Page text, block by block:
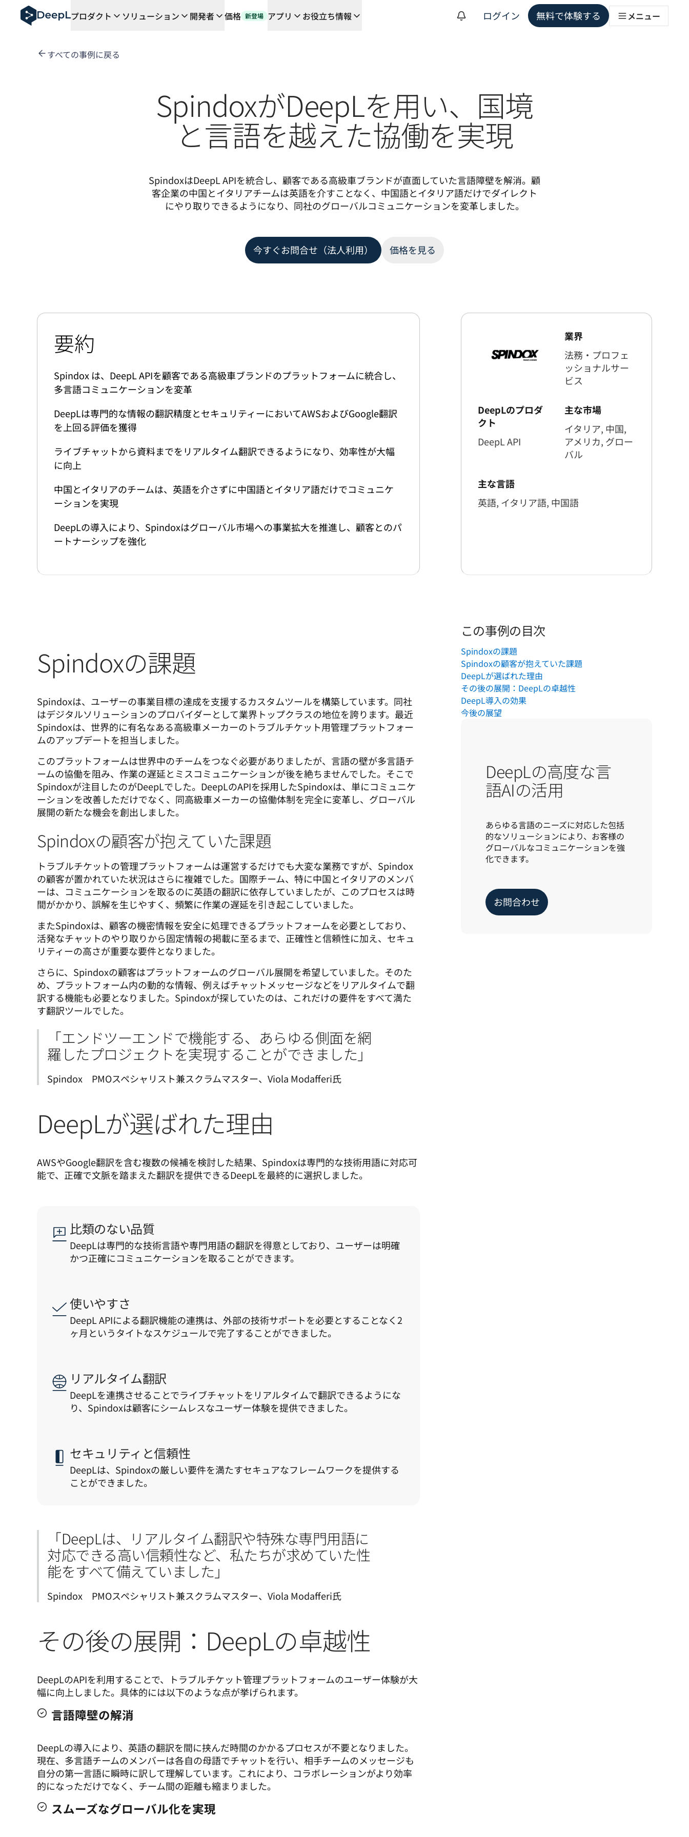
AIエージェント向けDeepL
DeepL Translation Flow：主要なユースケースや連携機能に対応する、AIを活用した新しいワークフロー
Translation Flowのご紹介：あらゆるチームの翻訳ワークフローをエンドツーエンドで自動化するローカライゼーションソリューション
高品質なテキスト翻訳からリアルタイム音声翻訳までを支えるDeepLの言語AI
Building an instantly accessible voice demo with DeepL Voice API
プロダクト ソリューション 開発者 価格 新登場 アプリ お役立ち情報 ログイン 無料で体験する メニュー
すべての事例に戻る
SpindoxがDeepLを用い、国境
と言語を越えた協働を実現
SpindoxはDeepL APIを統合し、顧客である高級車ブランドが直面していた言語障壁を解消。顧
客企業の中国とイタリアチームは英語を介すことなく、中国語とイタリア語だけでダイレクト
にやり取りできるようになり、同社のグローバルコミュニケーションを変革しました。
今すぐお問合せ（法人利用） 価格を見る
要約
Spindox は、DeepL APIを顧客である高級車ブランドのプラットフォームに統合し、
多言語コミュニケーションを変革
DeepLは専門的な情報の翻訳精度とセキュリティーにおいてAWSおよびGoogle翻訳
を上回る評価を獲得
ライブチャットから資料までをリアルタイム翻訳できるようになり、効率性が大幅
に向上
中国とイタリアのチームは、英語を介さずに中国語とイタリア語だけでコミュニケ
ーションを実現
DeepLの導入により、Spindoxはグローバル市場への事業拡大を推進し、顧客とのパ
ートナーシップを強化
業界
法務・プロフェ
ッショナルサー
ビス
DeepLのプロダ
クト
DeepL API
主な市場
イタリア, 中国,
アメリカ, グロー
バル
主な言語
英語, イタリア語, 中国語
Spindoxの課題
Spindoxは、ユーザーの事業目標の達成を支援するカスタムツールを構築しています。同社
はデジタルソリューションのプロバイダーとして業界トップクラスの地位を誇ります。最近
Spindoxは、世界的に有名なある高級車メーカーのトラブルチケット用管理プラットフォー
ムのアップデートを担当しました。
このプラットフォームは世界中のチームをつなぐ必要がありましたが、言語の壁が多言語チ
ームの協働を阻み、作業の遅延とミスコミュニケーションが後を絶ちませんでした。そこで
Spindoxが注目したのがDeepLでした。DeepLのAPIを採用したSpindoxは、単にコミュニケ
ーションを改善しただけでなく、同高級車メーカーの協働体制を完全に変革し、グローバル
展開の新たな機会を創出しました。
Spindoxの顧客が抱えていた課題
トラブルチケットの管理プラットフォームは運営するだけでも大変な業務ですが、Spindox
の顧客が置かれていた状況はさらに複雑でした。国際チーム、特に中国とイタリアのメンバ
ーは、コミュニケーションを取るのに英語の翻訳に依存していましたが、このプロセスは時
間がかかり、誤解を生じやすく、頻繁に作業の遅延を引き起こしていました。
またSpindoxは、顧客の機密情報を安全に処理できるプラットフォームを必要としており、
活発なチャットのやり取りから固定情報の掲載に至るまで、正確性と信頼性に加え、セキュ
リティーの高さが重要な要件となりました。
さらに、Spindoxの顧客はプラットフォームのグローバル展開を希望していました。そのた
め、プラットフォーム内の動的な情報、例えばチャットメッセージなどをリアルタイムで翻
訳する機能も必要となりました。Spindoxが探していたのは、これだけの要件をすべて満た
す翻訳ツールでした。
「エンドツーエンドで機能する、あらゆる側面を網
羅したプロジェクトを実現することができました」
Spindox　PMOスペシャリスト兼スクラムマスター、Viola Modafferi氏
DeepLが選ばれた理由
AWSやGoogle翻訳を含む複数の候補を検討した結果、Spindoxは専門的な技術用語に対応可
能で、正確で文脈を踏まえた翻訳を提供できるDeepLを最終的に選択しました。
比類のない品質
DeepLは専門的な技術言語や専門用語の翻訳を得意としており、ユーザーは明確
かつ正確にコミュニケーションを取ることができます。
使いやすさ
DeepL APIによる翻訳機能の連携は、外部の技術サポートを必要とすることなく2
ヶ月というタイトなスケジュールで完了することができました。
リアルタイム翻訳
DeepLを連携させることでライブチャットをリアルタイムで翻訳できるようにな
り、Spindoxは顧客にシームレスなユーザー体験を提供できました。
セキュリティと信頼性
DeepLは、Spindoxの厳しい要件を満たすセキュアなフレームワークを提供する
ことができました。
「DeepLは、リアルタイム翻訳や特殊な専門用語に
対応できる高い信頼性など、私たちが求めていた性
能をすべて備えていました」
Spindox　PMOスペシャリスト兼スクラムマスター、Viola Modafferi氏
その後の展開：DeepLの卓越性
DeepLのAPIを利用することで、トラブルチケット管理プラットフォームのユーザー体験が大
幅に向上しました。具体的には以下のような点が挙げられます。
言語障壁の解消
DeepLの導入により、英語の翻訳を間に挟んだ時間のかかるプロセスが不要となりました。
現在、多言語チームのメンバーは各自の母語でチャットを行い、相手チームのメッセージも
自分の第一言語に瞬時に訳して理解しています。これにより、コラボレーションがより効率
的になっただけでなく、チーム間の距離も縮まりました。
スムーズなグローバル化を実現
この事例の目次
Spindoxの課題
Spindoxの顧客が抱えていた課題
DeepLが選ばれた理由
その後の展開：DeepLの卓越性
DeepL導入の効果
今後の展望
DeepLの高度な言
語AIの活用
あらゆる言語のニーズに対応した包括
的なソリューションにより、お客様の
グローバルなコミュニケーションを強
化できます。
お問合わせ